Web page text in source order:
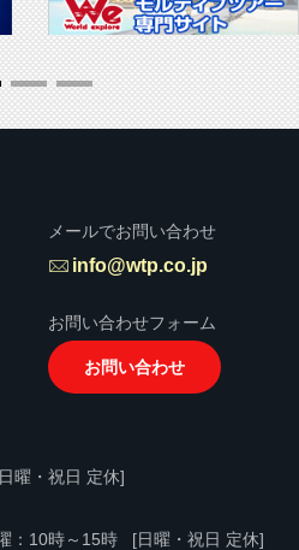
メールでお問い合わせ
info@wtp.co.jp
お問い合わせフォーム
お問い合わせ
曜・祝日 定休]
：10時～15時 [日曜・祝日 定休]